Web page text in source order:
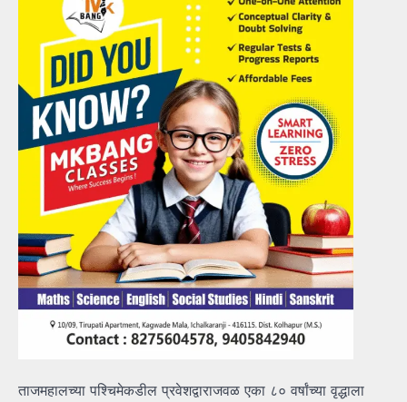
ताजमहालच्या पश्चिमेकडील प्रवेशद्वाराजवळ एका ८० वर्षांच्या वृद्धाला